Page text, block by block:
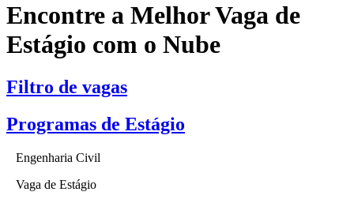
Encontre a Melhor Vaga de
Estágio com o Nube
Filtro de vagas
Programas de Estágio
Engenharia Civil
Vaga de Estágio